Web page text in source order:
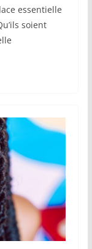
essentielle
soient